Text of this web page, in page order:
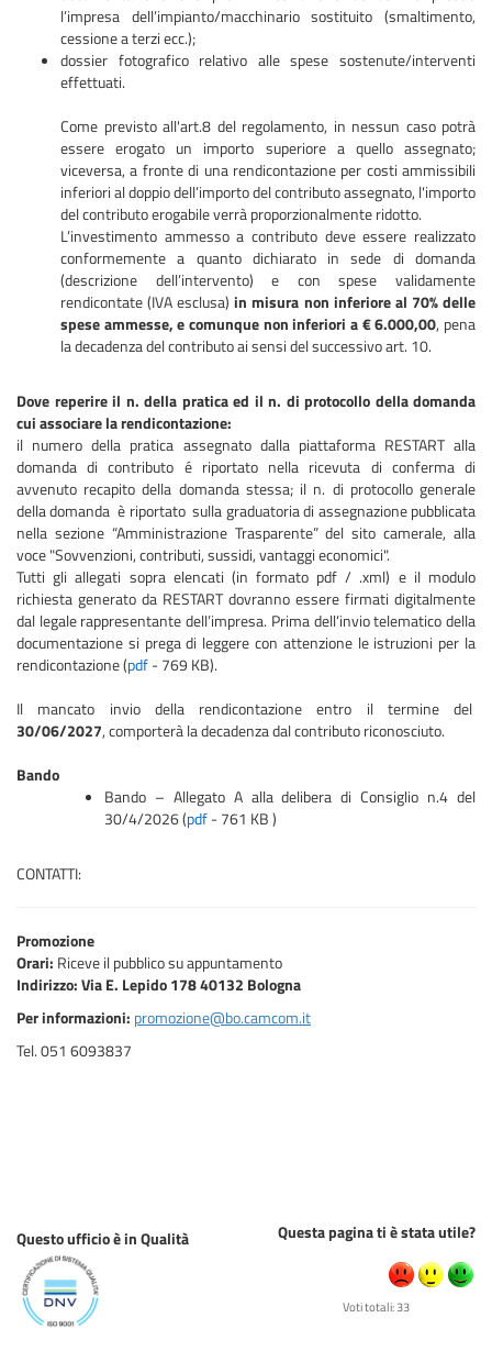
l’impresa dell’impianto/macchinario sostituito (smaltimento,
cessione a terzi ecc.);
dossier fotografico relativo alle spese sostenute/interventi
effettuati.
Come previsto all'art.8 del regolamento, in nessun caso potrà
essere erogato un importo superiore a quello assegnato;
viceversa, a fronte di una rendicontazione per costi ammissibili
inferiori al doppio dell’importo del contributo assegnato, l'importo
del contributo erogabile verrà proporzionalmente ridotto.
L’investimento ammesso a contributo deve essere realizzato
conformemente a quanto dichiarato in sede di domanda
(descrizione dell’intervento) e con spese validamente
rendicontate (IVA esclusa)in misura non inferiore al 70% delle
spese ammesse, e comunque non inferiori a € 6.000,00, pena
la decadenza del contributo ai sensi del successivo art. 10.
Dove reperire il n. della pratica ed il n. di protocollo della domanda
cui associare la rendicontazione:
il numero della pratica assegnato dalla piattaforma RESTART alla
domanda di contributo é riportato nella ricevuta di conferma di
avvenuto recapito della domanda stessa; il n. di protocollo generale
della domanda è riportato sulla graduatoria di assegnazione pubblicata
nella sezione “Amministrazione Trasparente” del sito camerale, alla
voce "Sovvenzioni, contributi, sussidi, vantaggi economici".
Tutti gli allegati sopra elencati (in formato pdf / .xml) e il modulo
richiesta generato da RESTART dovranno essere firmati digitalmente
dal legale rappresentante dell’impresa. Prima dell’invio telematico della
documentazione si prega di leggere con attenzione le istruzioni per la
rendicontazione (pdf- 769 KB).
Il mancato invio della rendicontazione entro il termine del
30/06/2027, comporterà la decadenza dal contributo riconosciuto.
Bando
Bando – Allegato A alla delibera di Consiglio n.4 del
30/4/2026 (pdf- 761 KB )
CONTATTI:
Promozione
Orari: Riceve il pubblico su appuntamento
Indirizzo: Via E. Lepido 178 40132 Bologna
Per informazioni: promozione@bo.camcom.it
Tel. 051 6093837
Questa pagina ti è stata utile?
Voti totali: 33
Questo ufficio è in Qualità